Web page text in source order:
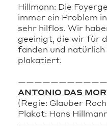
Hillmann: Die
immer ein Problem
sehr hilflos. Wir
geeinigt, die wir für
fanden und natürlich
plakatiert.
ANTONIO DAS
(Regie: Glauber
Plakat: Hans